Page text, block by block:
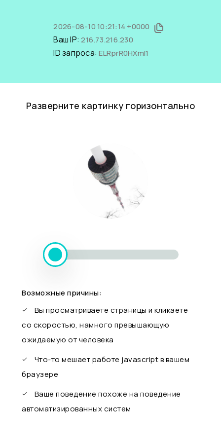
2026-08-10 10:21:14 +0000
Ваш IP:216.73.216.230
ID запроса:ELRprR0HXmI1
Разверните картинку горизонтально
Возможные причины:
Вы просматриваете страницы и кликаете
со скоростью, намного превышающую
ожидаемую от человека
Что-то мешает работе javascript в вашем
браузере
Ваше поведение похоже на поведение
автоматизированных систем